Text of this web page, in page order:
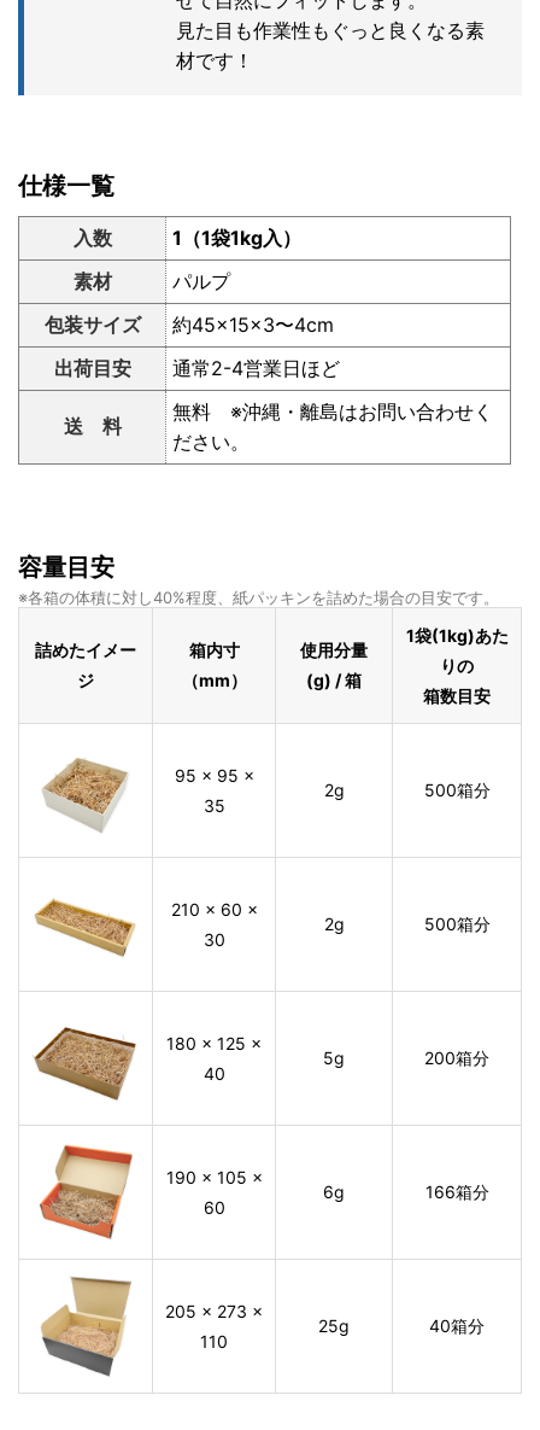
見た目も作業性もぐっと良くなる素
材です！
仕様一覧
入数
1（1袋1kg入）
素材
パルプ
包装サイズ
約45×15×3〜4cm
出荷目安
通常2-4営業日ほど
送 料
無料 ※沖縄・離島はお問い合わせく
ださい。
容量目安
※各箱の体積に対し40%程度、紙パッキンを詰めた場合の目安です。
詰めたイメー
ジ
箱内寸
（mm）
使用分量
(g) / 箱
1袋(1kg)あた
りの
箱数目安
95 × 95 ×
35
2g 500箱分
210 × 60 ×
30
2g 500箱分
180 × 125 ×
40
5g 200箱分
190 × 105 ×
60
6g 166箱分
205 × 273 ×
110
25g 40箱分